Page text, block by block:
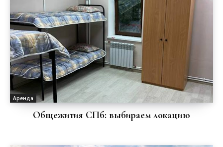
Аренда
Общежития СПб: выбираем локацию